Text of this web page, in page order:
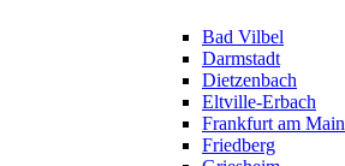
Bad Vilbel
Darmstadt
Dietzenbach
Eltville-Erbach
Frankfurt am Main
Friedberg